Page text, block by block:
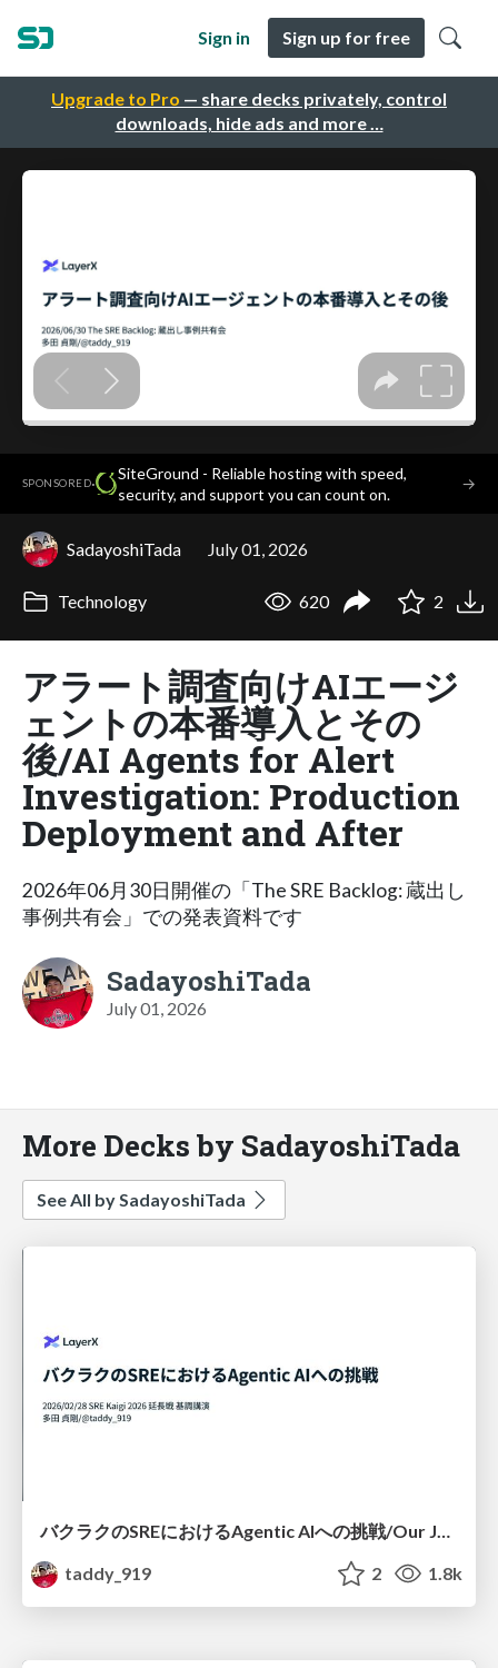
Upgrade to Pro — share decks privately, control
downloads, hide ads and more …
Sign in Sign up for free
SPONSORED·
SiteGround - Reliable hosting with speed,
security, and support you can count on.
→
SadayoshiTada July 01, 2026
Technology 620 2
アラート調査向けAIエージ
ェントの本番導入とその
後/AI Agents for Alert
Investigation: Production
Deployment and After
2026年06月30日開催の「The SRE Backlog: 蔵出し
事例共有会」での発表資料です
SadayoshiTada
July 01, 2026
More Decks by SadayoshiTada
See All by SadayoshiTada
バクラクのSREにおけるAgentic AIへの挑戦/Our Journey with Agentic AI
taddy_919
2 1.8k